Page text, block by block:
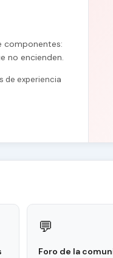
componentes:
no encienden.
de experiencia
💬
Foro de la